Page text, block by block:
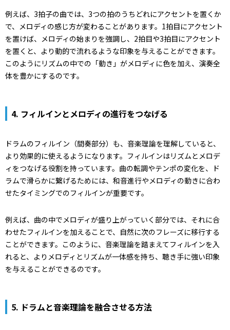
例えば、3拍子の曲では、3つの拍のうちどれにアクセントを置くか
で、メロディの感じ方が変わることがあります。1拍目にアクセント
を置けば、メロディの始まりを強調し、2拍目や3拍目にアクセント
を置くと、より動的で流れるような印象を与えることができます。
このようにリズムの中での「動き」がメロディに色を加え、演奏全
体を豊かにするのです。
4. フィルインとメロディの進行をつなげる
ドラムのフィルイン（間奏部分）も、音楽理論を理解していると、
より効果的に使えるようになります。フィルインはリズムとメロデ
ィをつなげる役割を持っています。曲の転調やテンポの変化を、ド
ラムで滑らかに繋げるためには、和音進行やメロディの動きに合わ
せたタイミングでのフィルインが重要です。
例えば、曲の中でメロディが盛り上がっていく部分では、それに合
わせたフィルインを加えることで、自然に次のフレーズに移行する
ことができます。このように、音楽理論を踏まえてフィルインを入
れると、よりメロディとリズムが一体感を持ち、聴き手に強い印象
を与えることができるのです。
5. ドラムと音楽理論を融合させる方法